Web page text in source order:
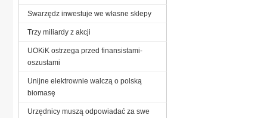
Swarzędz inwestuje we własne sklepy
Trzy miliardy z akcji
UOKiK ostrzega przed finansistami-
oszustami
Unijne elektrownie walczą o polską
biomasę
Urzędnicy muszą odpowiadać za swe